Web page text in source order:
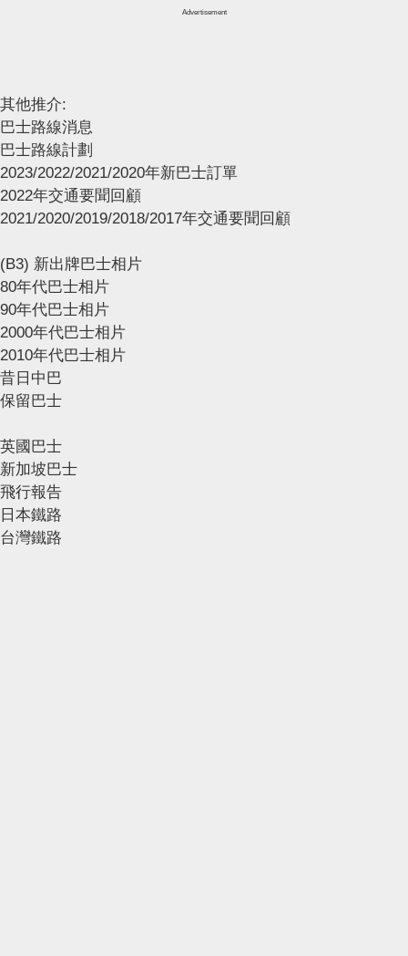
Advertisement
其他推介:
巴士路線消息
巴士路線計劃
2023/2022/2021/2020年新巴士訂單
2022年交通要聞回顧
2021/2020/2019/2018/2017年交通要聞回顧
(B3) 新出牌巴士相片
80年代巴士相片
90年代巴士相片
2000年代巴士相片
2010年代巴士相片
昔日中巴
保留巴士
英國巴士
新加坡巴士
飛行報告
日本鐵路
台灣鐵路